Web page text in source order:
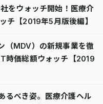
をウォッチ開始！医療介
チ【2019年5月版後編】
（MDV）の新規事業を徹
時価総額ウォッチ【2019
るべき姿。医療介護ヘル